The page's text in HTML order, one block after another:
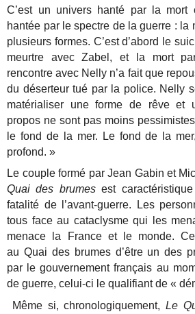
C’est un univers hanté par la mort
hantée par le spectre de la guerre : la
plusieurs formes. C’est d’abord le
meurtre avec Zabel, et la mort
rencontre avec Nelly n’a fait que
du déserteur tué par la police. Nelly
matérialiser une forme de rêve et
propos ne sont pas moins
le fond de la mer. Le fond de la
profond. »
Le couple formé par Jean Gabin et
Quai des brumesest
fatalité de l’avant-guerre. Les
tous face au cataclysme qui les
menace la France et le monde.
au Quai des brumes d’être un des
par le gouvernement français au
de guerre, celui-ci le qualifiant de «
Même si, chronologiquement, Le